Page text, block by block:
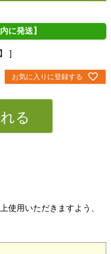
に発送】
お気に入りに登録する
る
使用いただきますよう、